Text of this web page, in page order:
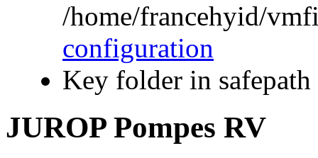
/home/francehyid/
configuration
Key folder in safepath
JUROP Pompes RV